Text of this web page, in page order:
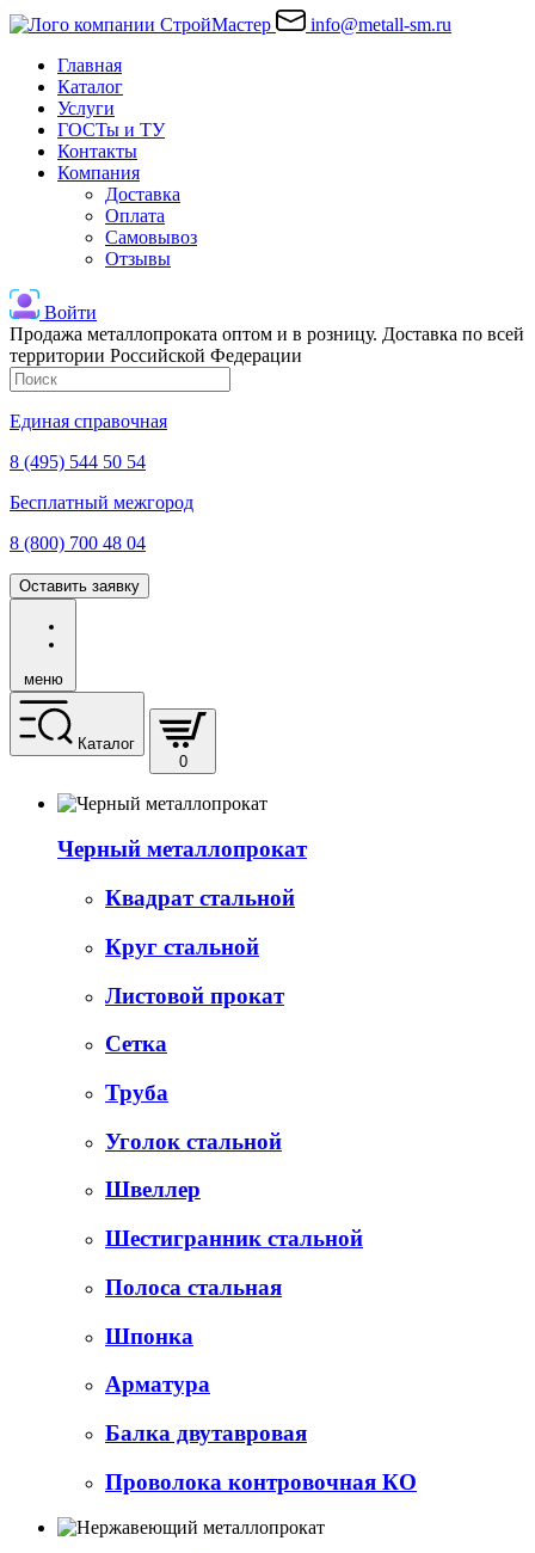
info@metall-sm.ru
Главная
Каталог
Услуги
ГОСТы и ТУ
Контакты
Компания
Доставка
Оплата
Самовывоз
Отзывы
Войти
Продажа металлопроката оптом и в розницу. Доставка по всей
территории Российской Федерации
Единая справочная
8 (495) 544 50 54
Бесплатный межгород
8 (800) 700 48 04
Оставить заявку
меню
Каталог
0
Черный металлопрокат
Квадрат стальной
Круг стальной
Листовой прокат
Сетка
Труба
Уголок стальной
Швеллер
Шестигранник стальной
Полоса стальная
Шпонка
Арматура
Балка двутавровая
Проволока контровочная КО